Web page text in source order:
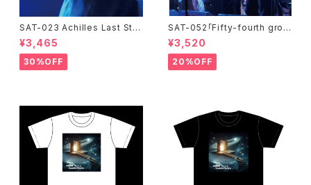
SAT-023 Achilles Last Sta
nd / LIVE AT FEVER 0430-2
019 / 石田ショーキチ
¥3,465
30%OFF
SAT-052「Fifty-fourth groo
¥3,520
20%OFF